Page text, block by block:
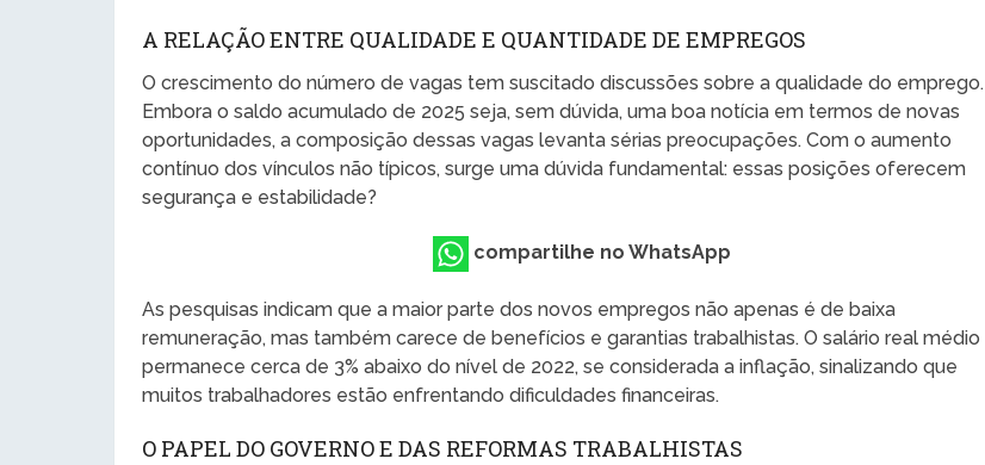
A RELAÇÃO ENTRE QUALIDADE E QUANTIDADE DE EMPREGOS
O crescimento do número de vagas tem suscitado discussões sobre a qualidade do emprego.
Embora o saldo acumulado de 2025 seja, sem dúvida, uma boa notícia em termos de novas
oportunidades, a composição dessas vagas levanta sérias preocupações. Com o aumento
contínuo dos vínculos não típicos, surge uma dúvida fundamental: essas posições oferecem
segurança e estabilidade?
compartilhe no WhatsApp
As pesquisas indicam que a maior parte dos novos empregos não apenas é de baixa
remuneração, mas também carece de benefícios e garantias trabalhistas. O salário real médio
permanece cerca de 3% abaixo do nível de 2022, se considerada a inflação, sinalizando que
muitos trabalhadores estão enfrentando dificuldades financeiras.
O PAPEL DO GOVERNO E DAS REFORMAS TRABALHISTAS